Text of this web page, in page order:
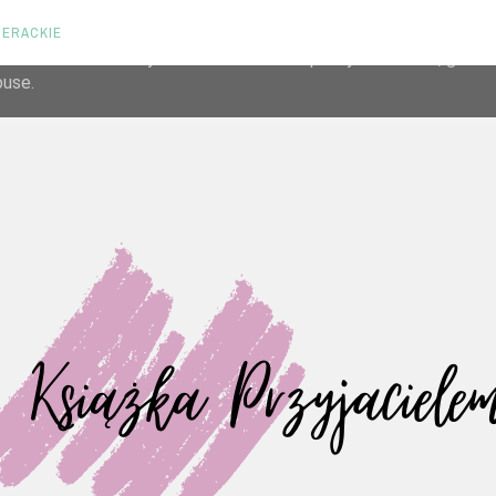
its services and to analyze traffic. Your IP address and